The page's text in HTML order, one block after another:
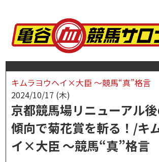
キムラヨウヘイ×大臣 ～競馬“真”格言
2024/10/17 (木)
京都競馬場リニューアル
傾向で菊花賞を斬る！/キ
イ×大臣 ～競馬“真”格言